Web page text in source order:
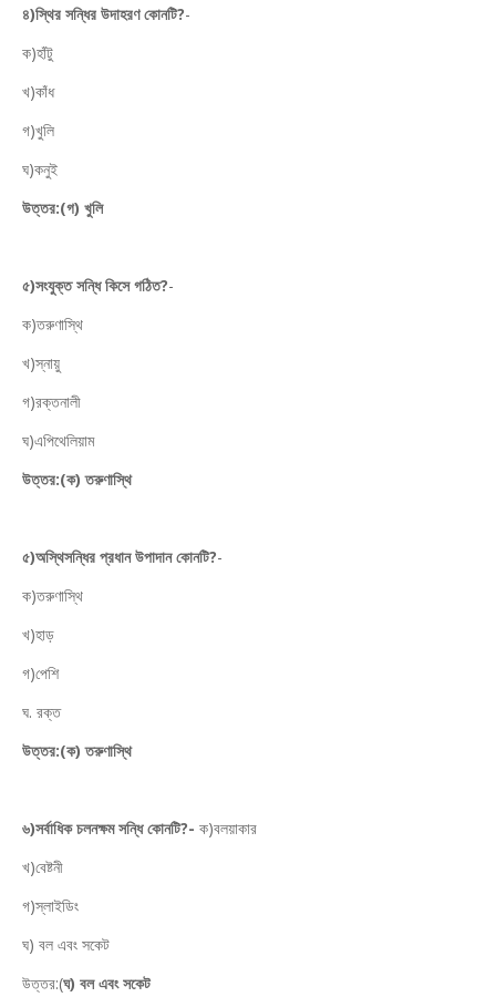
৪)স্থির সন্ধির উদাহরণ কোনটি?-
ক)হাঁটু
খ)কাঁধ
গ)খুলি
ঘ)কনুই
উত্তর:(গ) খুলি
৫)সংযুক্ত সন্ধি কিসে গঠিত?-
ক)তরুণাস্থি
খ)স্নায়ু
গ)রক্তনালী
ঘ)এপিথেলিয়াম
উত্তর:(ক) তরুণাস্থি
৫)অস্থিসন্ধির প্রধান উপাদান কোনটি?-
ক)তরুণাস্থি
খ)হাড়
গ)পেশি
ঘ. রক্ত
উত্তর:(ক) তরুণাস্থি
৬)সর্বাধিক চলনক্ষম সন্ধি কোনটি?- ক)বলয়াকার
খ)বেষ্টনী
গ)স্লাইডিং
ঘ) বল এবং সকেট
উত্তর:(ঘ) বল এবং সকেট